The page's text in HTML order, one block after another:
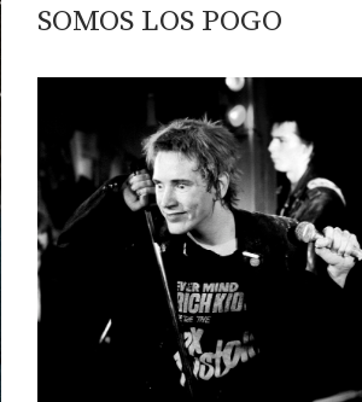
SOMOS LOS POGO